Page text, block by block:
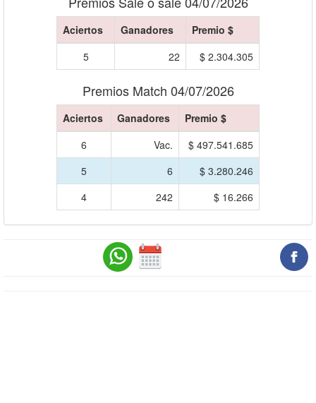
Aciertos Ganadores
Premio $
5
22 $ 2.304.305
Premios Match 04/07/2026
Aciertos Ganadores
Premio $
6
Vac.
$ 497.541.685
5
6
$ 3.280.246
4
242 $ 16.266